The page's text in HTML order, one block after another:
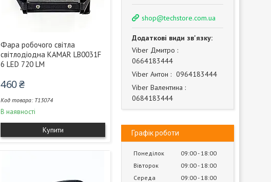
Фара робочого світла
світлодіодна KAMAR LB0031F
6 LED 720 LM
460 ₴
T13074
В наявності
Купити
shop@techstore.com.ua
Vіber Дмитро
0664183444
Vіber Антон
0964183444
Vіber Валентина
0684183444
Графік роботи
Понеділок 09:00 18:00
Вівторок
09:00 18:00
Середа
09:00 18:00